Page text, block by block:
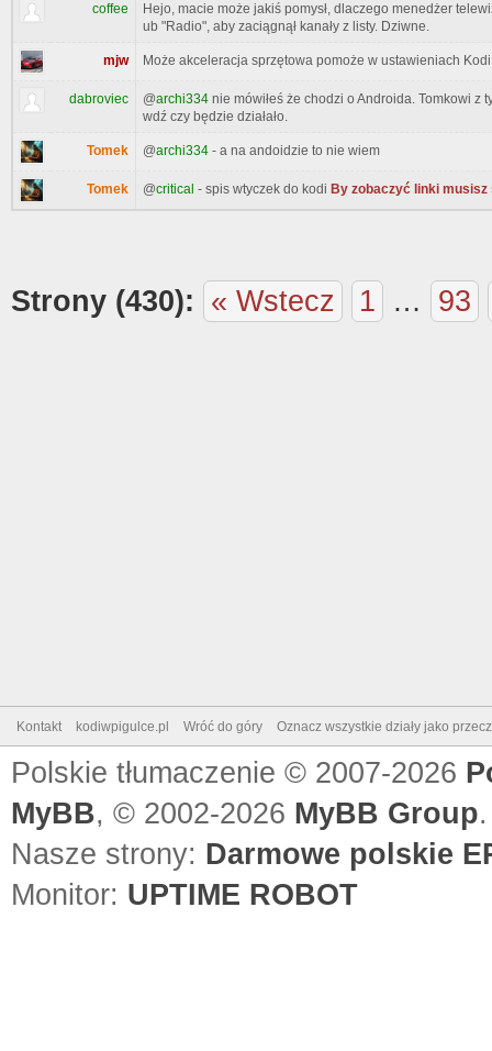
coffee
Hejo, macie może jakiś pomysł, dlaczego menedżer
ub "Radio", aby zaciągnął kanały z listy. Dziwne.
mjw Może akceleracja sprzętowa pomoże w ustawieniach
dabroviec @archi334 nie mówiłeś że chodzi o Androida. Tomkowi
wdź czy będzie działało.
Tomek @archi334 - a na andoidzie to nie wiem
Tomek @critical - spis wtyczek do kodi By zobaczyć linki
Strony (430): « Wstecz 1 … 93
Kontakt kodiwpigulce.pl Wróć do góry Oznacz wszystkie działy jako
Polskie tłumaczenie © 2007-2026
MyBB, © 2002-2026 MyBB Group.
Nasze strony: Darmowe polskie
Monitor: UPTIME ROBOT